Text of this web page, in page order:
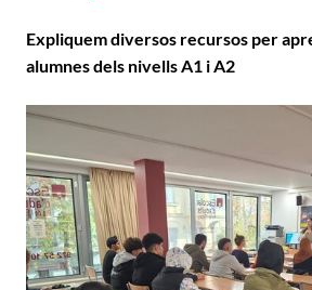
Expliquem diversos recursos per
alumnes dels nivells A1 i A2